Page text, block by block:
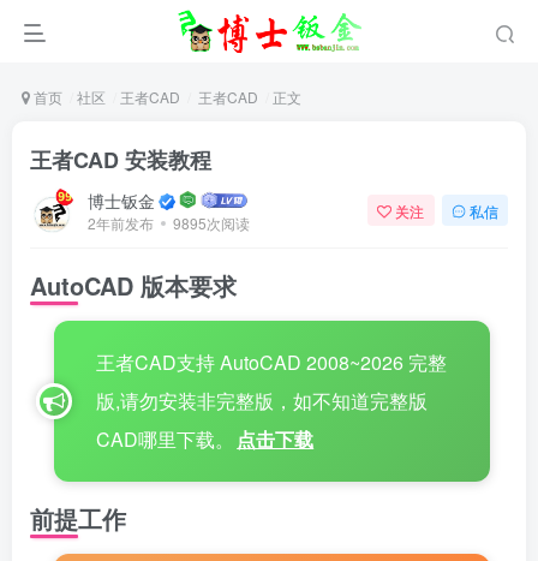
首页 社区 王者CAD 王者CAD 正文
王者CAD 安装教程
博士钣金
2年前发布 9895次阅读
关注 私信
AutoCAD 版本要求
王者CAD支持 AutoCAD 2008~2026 完整
版,请勿安装非完整版，如不知道完整版
CAD哪里下载。
点击下载
前提工作